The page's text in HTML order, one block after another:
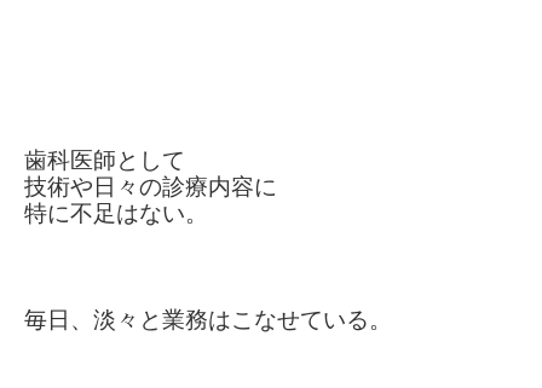
歯科医師として
技術や日々の診療内容に
特に不足はない。
毎日、淡々と業務はこなせている。